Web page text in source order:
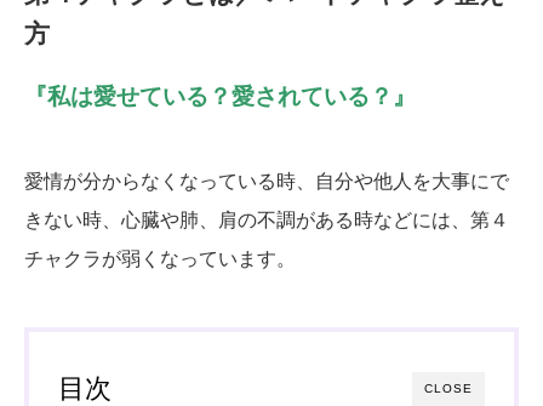
方
『私は愛せている？愛されている？』
愛情が分からなくなっている時、自分や他人を大事にで
きない時、心臓や肺、肩の不調がある時などには、第４
チャクラが弱くなっています。
CLOSE
目次